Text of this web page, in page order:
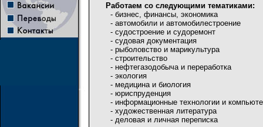
Работаем со следующими тематиками:
- бизнес, финансы, экономика
- автомобили и автомобилестроение
- судостроение и судоремонт
- судовая документация
- рыболовство и марикультура
- строительство
- нефтегазодобыча и переработка
- экология
- медицина и биология
- юриспруденция
- информационные технологии и
- художественная литература
- деловая и личная переписка